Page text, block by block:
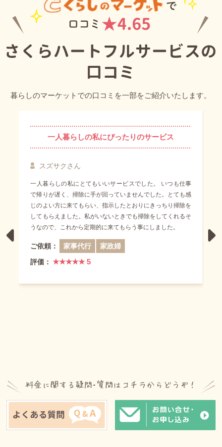
暮らしのマーケットでの口コミを一部をご紹介いたします。
v
i
ヤマウチさん
家事代行サービスは初めて利用しました。 最初は不安でし
たが… うちは夫婦共働きで忙しく、水周りの掃除と子供の
おもちゃの片付け、洗濯をお願いしました。どうしようもな
かったのですごく助かりました。 担当の方もとても元気
で、私の要望にも熱心に答えてくださり。 話を聞くと、さ
くらさんは横浜を中心にやっていて定期的に研修等も行なっ
ているとの事で、信頼できる関係作りが良い会社と感じまし
た。
一人暮らしの私にぴったりのサービス
スズサクさん
一人暮らしの私にとてもいいサービスでした。 いつも仕事
で帰りが遅く、掃除に手が回っていませんでした。とても感
じのよい方に来てもらい、指示したとおりにきっちり掃除を
してもらえました。私がいないときでも掃除をしてくれるそ
うなので、これから定期的に来てもらう事にしました。
ご依頼： 家事代行
家政婦
評価： ★★★★★ 5
まるこさん
体調が悪く部屋がなかなか片付かない状態のところ、子供の
家庭訪問があったため急いで予約しました。床などもかなり
汚かったので4時間出お願いして、リビングとキッチン、ダ
イニング、お風呂、トイレ、階段優先順位でお願いしまし
た。時間になって見てみるとどこもピカピカで感動しまし
た！自分で掃除してもなかなか薄汚れた感じがとれないの
に、新築の時の様にきれいになってました。 また、時間内
にできるところまでとお願いしてましたが、時間内に全て終
e
x